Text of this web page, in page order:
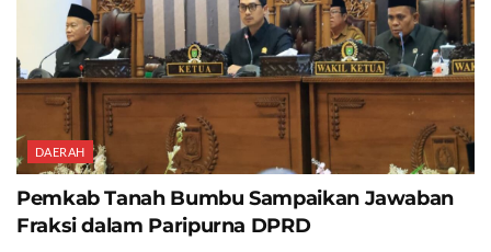
DAERAH
Pemkab Tanah Bumbu Sampaikan Jawaban
Fraksi dalam Paripurna DPRD